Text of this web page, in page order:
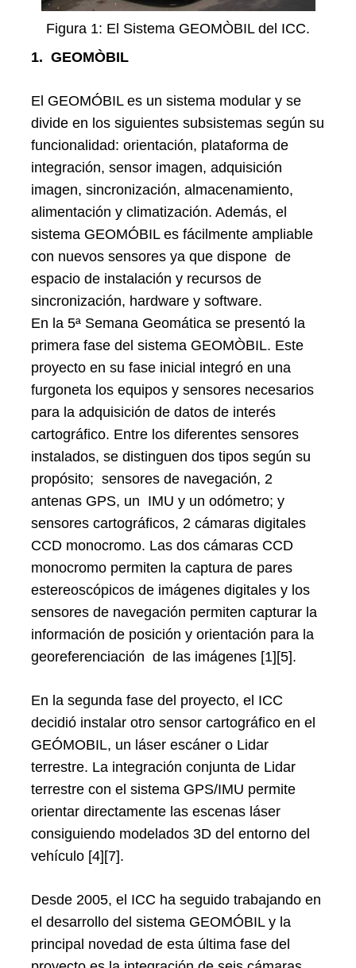
Figura 1: El Sistema GEOMÒBIL del ICC.
1. GEOMÒBIL
El GEOMÓBIL es un sistema modular y se
divide en los siguientes subsistemas según su
funcionalidad: orientación, plataforma de
integración, sensor imagen, adquisición
imagen, sincronización, almacenamiento,
alimentación y climatización. Además, el
sistema GEOMÓBIL es fácilmente ampliable
con nuevos sensores ya que dispone de
espacio de instalación y recursos de
sincronización, hardware y software.
En la 5ª Semana Geomática se presentó la
primera fase del sistema GEOMÒBIL. Este
proyecto en su fase inicial integró en una
furgoneta los equipos y sensores necesarios
para la adquisición de datos de interés
cartográfico. Entre los diferentes sensores
instalados, se distinguen dos tipos según su
propósito; sensores de navegación, 2
antenas GPS, un IMU y un odómetro; y
sensores cartográficos, 2 cámaras digitales
CCD monocromo. Las dos cámaras CCD
monocromo permiten la captura de pares
estereoscópicos de imágenes digitales y los
sensores de navegación permiten capturar la
información de posición y orientación para la
georeferenciación de las imágenes [1][5].
En la segunda fase del proyecto, el ICC
decidió instalar otro sensor cartográfico en el
GEÓMOBIL, un láser escáner o Lidar
terrestre. La integración conjunta de Lidar
terrestre con el sistema GPS/IMU permite
orientar directamente las escenas láser
consiguiendo modelados 3D del entorno del
vehículo [4][7].
Desde 2005, el ICC ha seguido trabajando en
el desarrollo del sistema GEOMÓBIL y la
principal novedad de esta última fase del